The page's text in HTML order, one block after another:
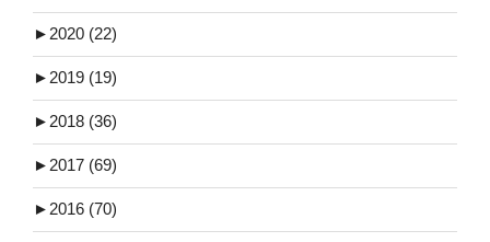
► 2020 (22)
► 2019 (19)
► 2018 (36)
► 2017 (69)
► 2016 (70)